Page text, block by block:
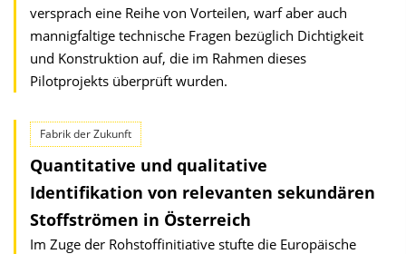
versprach eine Reihe von Vorteilen, warf aber auch
mannigfaltige technische Fragen bezüglich Dichtigkeit
und Konstruktion auf, die im Rahmen dieses
Pilotprojekts überprüft wurden.
Fabrik der Zukunft
Quantitative und qualitative
Identifikation von relevanten sekundären
Stoffströmen in Österreich
Im Zuge der Rohstoffinitiative stufte die Europäische